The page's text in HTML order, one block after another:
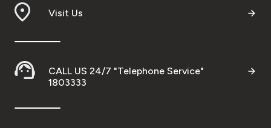
Visit Us
CALL US 24/7 "Telephone Service"
1803333